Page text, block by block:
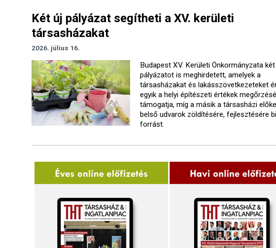
Két új pályázat segítheti a XV. kerületi
társasházakat
2026. július 16.
Budapest XV. Kerületi Önkormányzata
pályázatot is meghirdetett, amelyek a
társasházakat és lakásszövetkezeteket
egyik a helyi építészeti értékek
támogatja, míg a másik a társasházi
belső udvarok zöldítésére, fejlesztésére
forrást.